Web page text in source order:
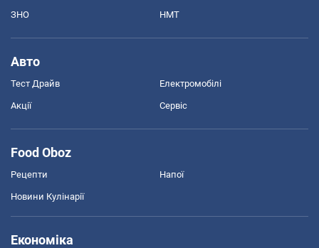
ЗНО НМТ
Авто
Тест Драйв Електромобілі
Акції Сервіс
Food Oboz
Рецепти Напої
Новини Кулінарії
Економіка